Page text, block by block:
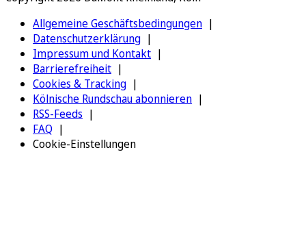
Allgemeine Geschäftsbedingungen
Datenschutzerklärung
Impressum und Kontakt
Barrierefreiheit
Cookies & Tracking
Kölnische Rundschau abonnieren
RSS-Feeds
FAQ
Cookie-Einstellungen